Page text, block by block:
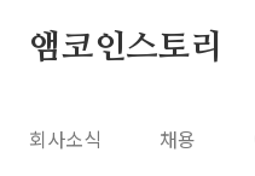
앰코인스토리
회사소식 채용